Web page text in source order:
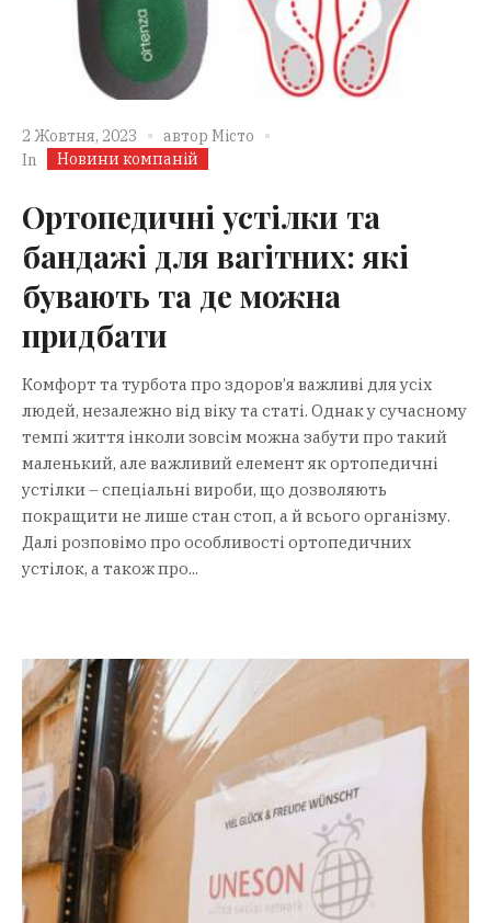
2 Жовтня, 2023 автор Місто
In
Новини компаній
Ортопедичні устілки та
бандажі для вагітних: які
бувають та де можна
придбати
Комфорт та турбота про здоров’я важливі для усіх
людей, незалежно від віку та статі. Однак у сучасному
темпі життя інколи зовсім можна забути про такий
маленький, але важливий елемент як ортопедичні
устілки – спеціальні вироби, що дозволяють
покращити не лише стан стоп, а й всього організму.
Далі розповімо про особливості ортопедичних
устілок, а також про...